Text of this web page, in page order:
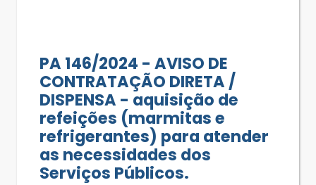
PA 146/2024 - AVISO DE
CONTRATAÇÃO DIRETA /
DISPENSA - aquisição de
refeições (marmitas e
refrigerantes) para atender
as necessidades dos
Serviços Públicos.